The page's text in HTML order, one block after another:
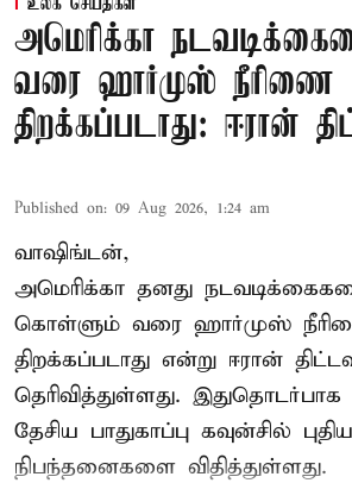
உலக செய்திகள்
அமெரிக்கா
வரை ஹார்முஸ் நீரிணை
திறக்கப்படாது: ஈரான்
Published on: 09 Aug 2026, 1:24 am
வாஷிங்டன்,
அமெரிக்கா தனது
கொள்ளும் வரை ஹார்முஸ்
திறக்கப்படாது என்று ஈரான்
தெரிவித்துள்ளது.
தேசிய பாதுகாப்பு கவுன்சில் புதிய
நிபந்தனைகளை விதித்துள்ளது.